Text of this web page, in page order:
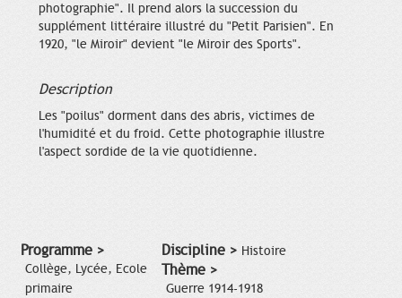
photographie". Il prend alors la succession du
supplément littéraire illustré du "Petit Parisien". En
1920, "le Miroir" devient "le Miroir des Sports".
Description
Les "poilus" dorment dans des abris, victimes de
l'humidité et du froid. Cette photographie illustre
l'aspect sordide de la vie quotidienne.
Programme >
Collège, Lycée, Ecole
primaire
Discipline > Histoire
Thème >
Guerre 1914-1918